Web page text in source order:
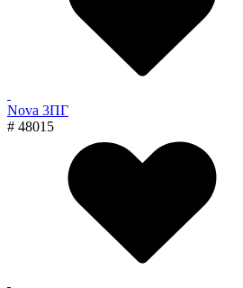
Nova 3ПГ
# 48015